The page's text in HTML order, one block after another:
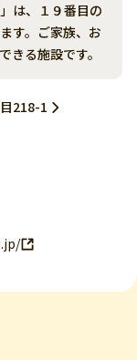
は、１９番目の
す。ご家族、お
きる施設です。
218-1